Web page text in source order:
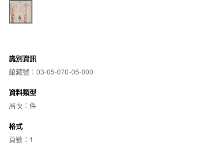
識別資訊
館藏號：03-05-070-05-000
資料類型
層次：件
格式
頁數：1